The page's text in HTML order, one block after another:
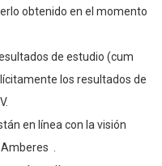
obtenido en el momento
de estudio (cum
los resultados de
en línea con la visión
.